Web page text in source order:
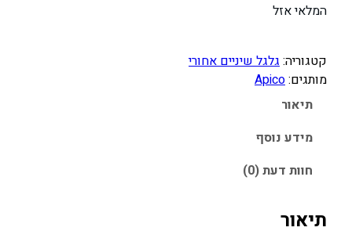
0
0
0
5
המלאי אזל
קטגוריה:גלגל שיניים אחורי
מותגים:Apico
תיאור
מידע נוסף
חוות דעת (0)
תיאור